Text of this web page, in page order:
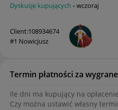
Dyskusje kupujących wczoraj
Client:108934674
#1 Nowicjusz
Termin płatności za
Ile dni ma kupujący na
Czy można ustawić własny